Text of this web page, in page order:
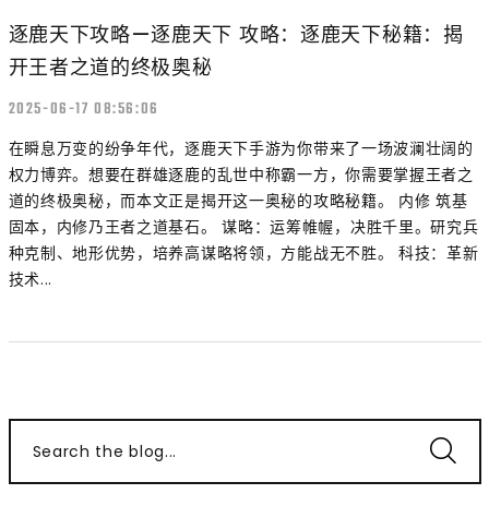
逐鹿天下攻略—逐鹿天下 攻略：逐鹿天下秘籍：揭
开王者之道的终极奥秘
2025-06-17 08:56:06
在瞬息万变的纷争年代，逐鹿天下手游为你带来了一场波澜壮阔的
权力博弈。想要在群雄逐鹿的乱世中称霸一方，你需要掌握王者之
道的终极奥秘，而本文正是揭开这一奥秘的攻略秘籍。 内修 筑基
固本，内修乃王者之道基石。 谋略：运筹帷幄，决胜千里。研究兵
种克制、地形优势，培养高谋略将领，方能战无不胜。 科技：革新
技术...
Search the blog...